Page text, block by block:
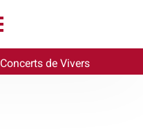
Concerts de Vivers